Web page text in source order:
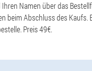
Namen über das
beim Abschluss des Kaufs.
Preis 49€.